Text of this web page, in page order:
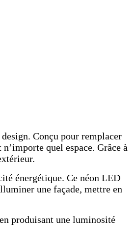
Conçu pour remplacer
quel espace. Grâce à
énergétique. Ce néon LED
une façade, mettre en
produisant une luminosité